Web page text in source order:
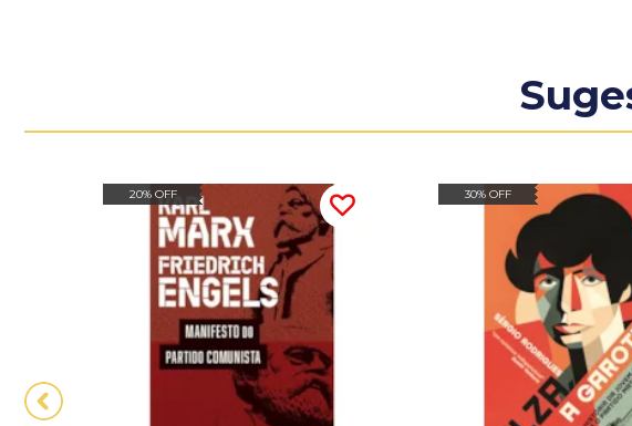
20% OFF 30% OFF